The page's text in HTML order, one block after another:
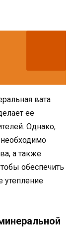
вата
ее
Однако,
а также
обеспечить
утепление